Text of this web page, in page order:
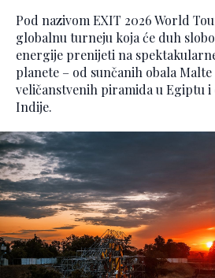
Pod nazivom EXIT 2026 World
globalnu turneju koja će duh
energije prenijeti na
planete – od sunčanih obala
veličanstvenih piramida u Egiptu
Indije.